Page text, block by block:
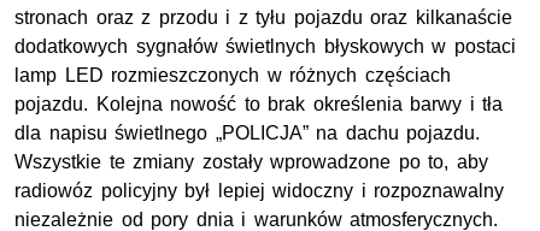
stronach oraz z przodu i z tyłu pojazdu oraz kilkanaście
dodatkowych sygnałów świetlnych błyskowych w postaci
lamp LED rozmieszczonych w różnych częściach
pojazdu. Kolejna nowość to brak określenia barwy i tła
dla napisu świetlnego „POLICJA” na dachu pojazdu.
Wszystkie te zmiany zostały wprowadzone po to, aby
radiowóz policyjny był lepiej widoczny i rozpoznawalny
niezależnie od pory dnia i warunków atmosferycznych.